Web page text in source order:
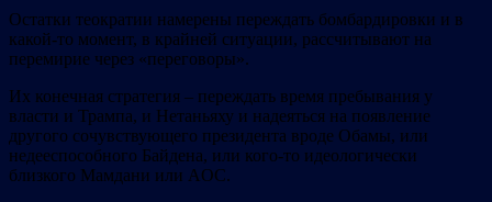
Остатки теократии намерены переждать бомбардировки и в
какой-то момент, в крайней ситуации, рассчитывают на
перемирие через «переговоры».
Их конечная стратегия – переждать время пребывания у
власти и Трампа, и Нетаньяху и надеяться на появление
другого сочувствующего президента вроде Обамы, или
недееспособного Байдена, или кого-то идеологически
близкого Мамдани или AOC.